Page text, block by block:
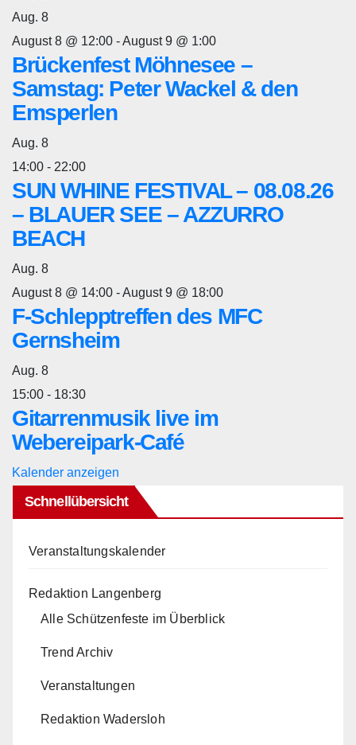
Aug. 8
August 8 @ 12:00 -August 9 @ 1:00
Brückenfest Möhnesee –
Samstag: Peter Wackel & den
Emsperlen
Aug. 8
14:00 - 22:00
SUN WHINE FESTIVAL – 08.08.26
– BLAUER SEE – AZZURRO
BEACH
Aug. 8
August 8 @ 14:00 -August 9 @ 18:00
F-Schlepptreffen des MFC
Gernsheim
Aug. 8
15:00 - 18:30
Gitarrenmusik live im
Webereipark-Café
Kalender anzeigen
Schnellübersicht
Veranstaltungskalender
Redaktion Langenberg
Alle Schützenfeste im Überblick
Trend Archiv
Veranstaltungen
Redaktion Wadersloh